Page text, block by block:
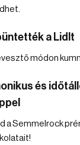
a Lidlt
módon
és
a Semmelrock